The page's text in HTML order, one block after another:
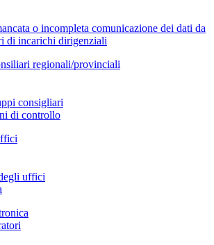
o incompleta comunicazione dei dati da
di incarichi dirigenziali
regionali/provinciali
consigliari
di controllo
uffici